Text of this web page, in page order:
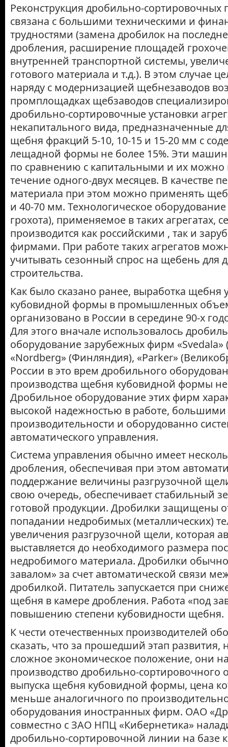
Реконструкция дробильно-сортировочных
связана с большими техническими и
трудностями (замена дробилок на
дробления, расширение площадей
внутренней транспортной системы,
готового материала и т.д.). В этом случае
наряду с модернизацией щебнезаводов
промплощадках щебзаводов
дробильно-сортировочные установки
некапитального вида, предназначенные
щебня фракций 5-10, 10-15 и 15-20 мм с
лещадной формы не более 15%. Эти
по сравнению с капитальными и их можно
течение одного-двух месяцев. В качестве
материала при этом можно применять
и 40-70 мм. Технологическое
грохота), применяемое в таких агрегатах,
производится как российскими , так и
фирмами. При работе таких агрегатов
учитывать сезонный спрос на щебень для
строительства.
Как было сказано ранее, выработка щебня
кубовидной формы в промышленных
организовано в России в середине 90-х
Для этого вначале использовалось
оборудование зарубежных фирм
«Nordberg» (Финляндия), «Parker»
России в это врем дробильного
производства щебня кубовидной формы
Дробильное оборудование этих фирм
высокой надежностью в работе,
производительности и оборудованно
автоматического управления.
Система управления обычно имеет
дробления, обеспечивая при этом
поддержание величины разгрузочной
свою очередь, обеспечивает стабильный
готовой продукции. Дробилки защищены
попадании недробимых (металлических)
увеличения разгрузочной щели, которая
выставляется до необходимого размера
недробимого материала. Дробилки
завалом» за счет автоматической связи
дробилкой. Питатель запускается при
щебня в камере дробления. Работа «под
повышению степени кубовидности щебня.
К чести отечественных производителей
сказать, что за прошедший этап развития,
сложное экономическое положение, они
производство дробильно-сортировочного
выпуска щебня кубовидной формы, цена
меньше аналогичного по
оборудования иностранных фирм. ОАО
совместно с ЗАО НПЦ «Кибернетика»
дробильно-сортировочной линии на базе